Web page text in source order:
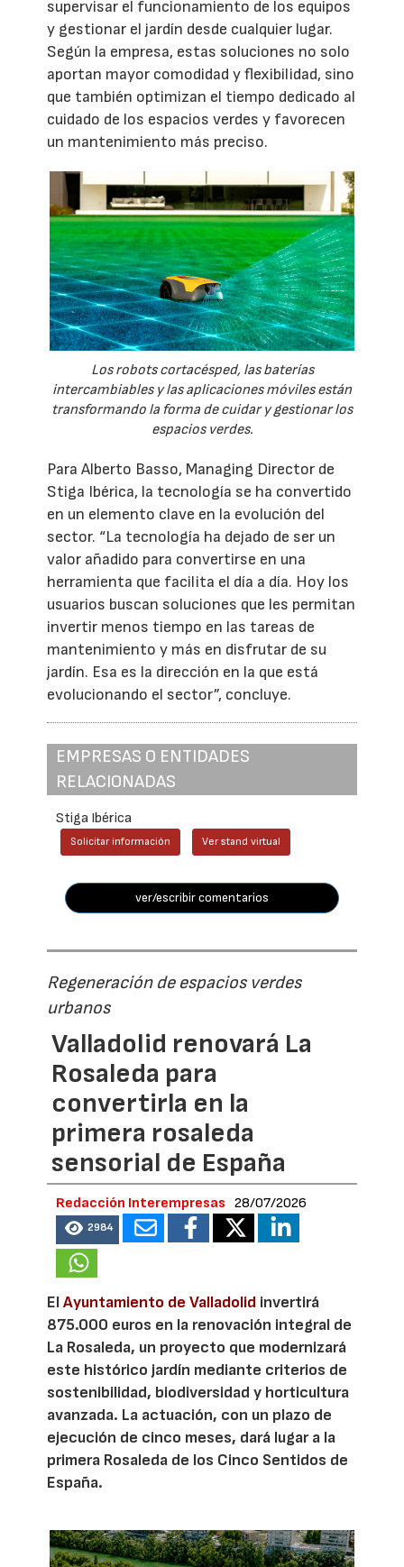
supervisar el funcionamiento de los equipos
y gestionar el jardín desde cualquier lugar.
Según la empresa, estas soluciones no solo
aportan mayor comodidad y flexibilidad, sino
que también optimizan el tiempo dedicado al
cuidado de los espacios verdes y favorecen
un mantenimiento más preciso.
Los robots cortacésped, las baterías
intercambiables y las aplicaciones móviles están
transformando la forma de cuidar y gestionar los
espacios verdes.
Para Alberto Basso, Managing Director de
Stiga Ibérica, la tecnología se ha convertido
en un elemento clave en la evolución del
sector. “La tecnología ha dejado de ser un
valor añadido para convertirse en una
herramienta que facilita el día a día. Hoy los
usuarios buscan soluciones que les permitan
invertir menos tiempo en las tareas de
mantenimiento y más en disfrutar de su
jardín. Esa es la dirección en la que está
evolucionando el sector”, concluye.
EMPRESAS O ENTIDADES
RELACIONADAS
Stiga Ibérica
Solicitar información Ver stand virtual
ver/escribir comentarios
Regeneración de espacios verdes
urbanos
Valladolid renovará La
Rosaleda para
convertirla en la
primera rosaleda
sensorial de España
Redacción Interempresas 28/07/2026
2984
ElAyuntamiento de Valladolid invertirá
875.000 euros en la renovación integral de
La Rosaleda, un proyecto que modernizará
este histórico jardín mediante criterios de
sostenibilidad, biodiversidad y horticultura
avanzada. La actuación, con un plazo de
ejecución de cinco meses, dará lugar a la
primera Rosaleda de los Cinco Sentidos de
España.